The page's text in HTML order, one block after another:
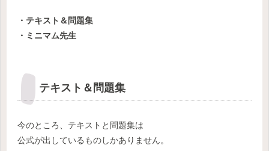
・テキスト＆問題集
・ミニマム先生
テキスト＆問題集
今のところ、テキストと問題集は
公式が出しているものしかありません。